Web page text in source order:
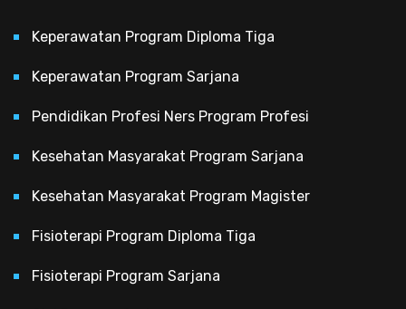
Keperawatan Program Diploma Tiga
Keperawatan Program Sarjana
Pendidikan Profesi Ners Program Profesi
Kesehatan Masyarakat Program Sarjana
Kesehatan Masyarakat Program Magister
Fisioterapi Program Diploma Tiga
Fisioterapi Program Sarjana